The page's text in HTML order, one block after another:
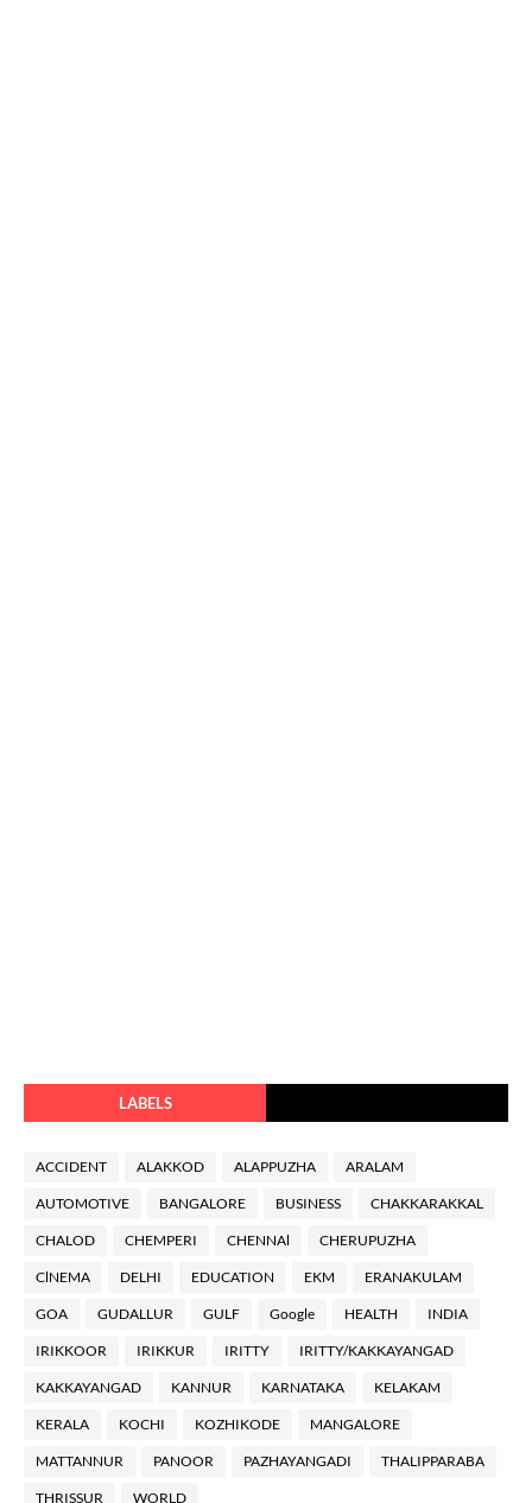
LABELS
ACCIDENT ALAKKOD ALAPPUZHA ARALAM
AUTOMOTIVE BANGALORE BUSINESS CHAKKARAKKAL
CHALOD CHEMPERI CHENNAl CHERUPUZHA
ClNEMA DELHI EDUCATION EKM ERANAKULAM
GOA GUDALLUR GULF Google HEALTH INDIA
IRIKKOOR IRIKKUR IRITTY IRITTY/KAKKAYANGAD
KAKKAYANGAD KANNUR KARNATAKA KELAKAM
KERALA KOCHI KOZHIKODE MANGALORE
MATTANNUR PANOOR PAZHAYANGADI THALIPPARABA
THRISSUR WORLD